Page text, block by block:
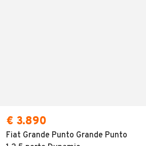
€ 3.890
Fiat Grande Punto Grande Punto